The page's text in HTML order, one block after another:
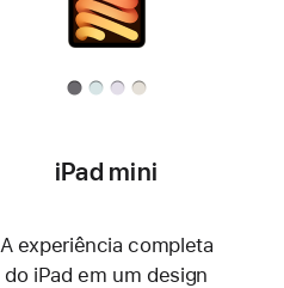
iPad mini
A experiência completa
do iPad em um design